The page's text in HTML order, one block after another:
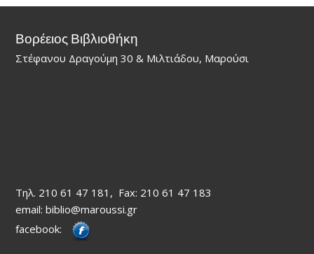
Βορέειος Βιβλιοθήκη
Στέφανου Δραγούμη 30 & Μιλτιάδου, Μαρούσι
Τηλ. 210 61 47 181, Fax: 210 61 47 183
email: biblio@maroussi.gr
facebook: